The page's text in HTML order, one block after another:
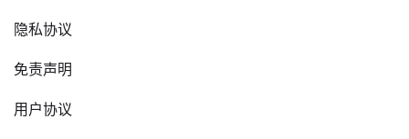
隐私协议
免责声明
用户协议